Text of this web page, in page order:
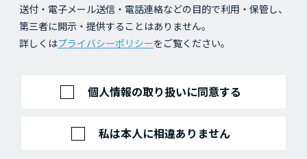
送付・電子メール送信・電話連絡などの目的で利用・保管し、
第三者に開示・提供することはありません。
詳しくはプライバシーポリシーをご覧ください。
個人情報の取り扱いに同意する
私は本人に相違ありません